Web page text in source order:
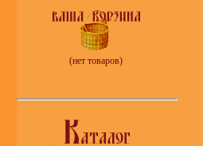
(нет товаров)